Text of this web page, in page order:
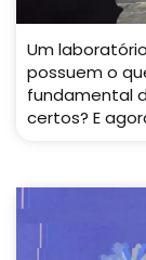
Um
possuem o
fundamental
certos? E